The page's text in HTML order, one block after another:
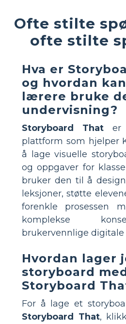
Ofte stilte
ofte stilte
Hva er
og hvordan kan
lærere bruke
undervisning?
Storyboard That er
plattform som hjelper
å lage visuelle
og oppgaver for
bruker den til å
leksjoner, støtte
forenkle prosessen
komplekse
brukervennlige digitale
Hvordan lager
storyboard
Storyboard
For å lage et
Storyboard That,